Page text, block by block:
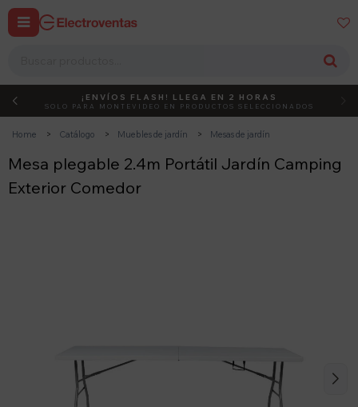
 
DEBUT ACTIVÁ EL CÓDIGO
¡ENVÍOS FLASH! LLEGA EN 2 HORAS
SOLO PARA MONTEVIDEO EN PRODUCTOS SELECCIONADOS
Home Catálogo Muebles de jardín Mesas de jardín
Mesa plegable 2.4m Portátil Jardín Camping
Exterior Comedor